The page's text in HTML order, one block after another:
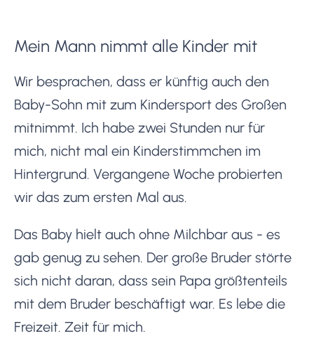
Mein Mann nimmt alle Kinder mit
Wir besprachen, dass er künftig auch den
Baby-Sohn mit zum Kindersport des Großen
mitnimmt. Ich habe zwei Stunden nur für
mich, nicht mal ein Kinderstimmchen im
Hintergrund. Vergangene Woche probierten
wir das zum ersten Mal aus.
Das Baby hielt auch ohne Milchbar aus - es
gab genug zu sehen. Der große Bruder störte
sich nicht daran, dass sein Papa größtenteils
mit dem Bruder beschäftigt war. Es lebe die
Freizeit. Zeit für mich.